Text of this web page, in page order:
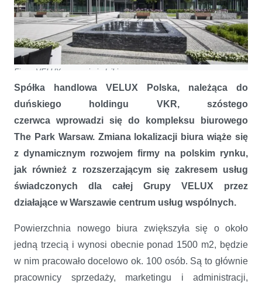
Firma VELUX w nowej siedzibie
Spółka handlowa VELUX Polska, należąca do
duńskiego holdingu VKR, szóstego
czerwca wprowadzi się do kompleksu biurowego
The Park Warsaw. Zmiana lokalizacji biura wiąże się
z dynamicznym rozwojem firmy na polskim rynku,
jak również z rozszerzającym się zakresem usług
świadczonych dla całej Grupy VELUX przez
działające w Warszawie centrum usług wspólnych.
Powierzchnia nowego biura zwiększyła się o około
jedną trzecią i wynosi obecnie ponad 1500 m2, będzie
w nim pracowało docelowo ok. 100 osób. Są to głównie
pracownicy sprzedaży, marketingu i administracji,